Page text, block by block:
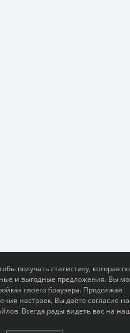
получать статистику, которая
и выгодные предложения. Вы
своего браузера. Продолжая
настроек, Вы даёте согласие на
Всегда рады видеть вас на